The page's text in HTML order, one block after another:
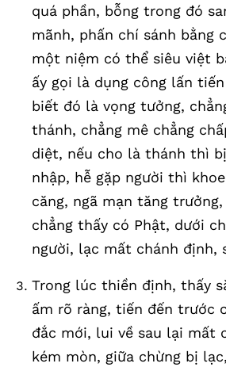
quá phần, bỗng trong đó
mãnh, phấn chí sánh bằng
một niệm có thể siêu việt
ấy gọi là dụng công lấn
biết đó là vọng tưởng,
thánh, chẳng mê chẳng
diệt, nếu cho là thánh thì
nhập, hễ gặp người thì
căng, ngã mạn tăng
chẳng thấy có Phật, dưới
người, lạc mất chánh định,
Trong lúc thiền định, thấy
ấm rõ ràng, tiến đến trước
đắc mới, lui về sau lại mất
kém mòn, giữa chừng bị